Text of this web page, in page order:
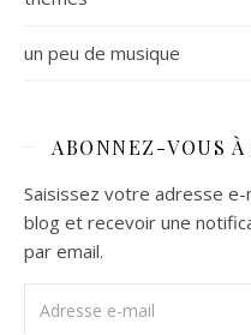
un peu de musique
ABONNEZ-VOUS
Saisissez votre adresse
blog et recevoir une
par email.